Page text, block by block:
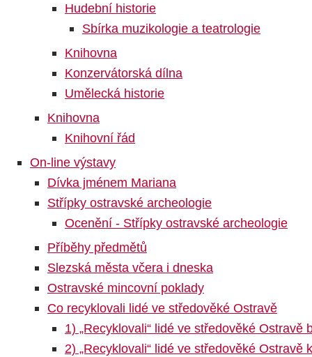
Hudební historie
Sbírka muzikologie a teatrologie
Knihovna
Konzervátorská dílna
Umělecká historie
Knihovna
Knihovní řád
On-line výstavy
Dívka jménem Mariana
Střípky ostravské archeologie
Ocenění - Střípky ostravské archeologie
Příběhy předmětů
Slezská města včera i dneska
Ostravské mincovní poklady
Co recyklovali lidé ve středověké Ostravě
1) „Recyklovali“ lidé ve středověké Ostravě
2) „Recyklovali“ lidé ve středověké Ostravě